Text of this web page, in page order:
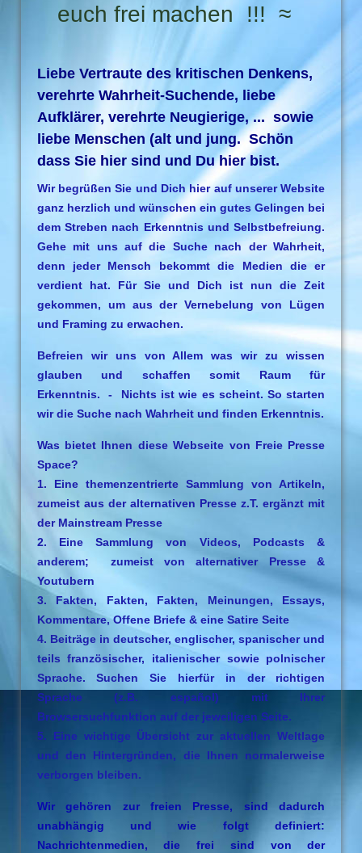
euch frei machen !!! ≈
Liebe Vertraute des kritischen Denkens,
verehrte Wahrheit-Suchende, liebe
Aufklärer, verehrte Neugierige, ... sowie
liebe Menschen (alt und jung. Schön
dass Sie hier sind und Du hier bist.
Wir begrüßen Sie und Dich hier auf unserer Website
ganz herzlich und wünschen ein gutes Gelingen bei
dem Streben nach Erkenntnis und Selbstbefreiung.
Gehe mit uns auf die Suche nach der Wahrheit,
denn jeder Mensch bekommt die Medien die er
verdient hat. Für Sie und Dich ist nun die Zeit
gekommen, um aus der Vernebelung von Lügen
und Framing zu erwachen.
Befreien wir uns von Allem was wir zu wissen
glauben und schaffen somit Raum für
Erkenntnis. - Nichts ist wie es scheint. So starten
wir die Suche nach Wahrheit und finden Erkenntnis.
Was bietet Ihnen diese Webseite von Freie Presse
Space?
1. Eine themenzentrierte Sammlung von Artikeln,
zumeist aus der alternativen Presse z.T. ergänzt mit
der Mainstream Presse
2. Eine Sammlung von Videos, Podcasts &
anderem; zumeist von alternativer Presse &
Youtubern
3. Fakten, Fakten, Fakten, Meinungen, Essays,
Kommentare, Offene Briefe & eine Satire Seite
4. Beiträge in deutscher, englischer, spanischer und
teils französischer, italienischer sowie polnischer
Sprache. Suchen Sie hierfür in der richtigen
Sprache (z.B. español) mit Ihrer
Browsersuchfunktion auf der jeweiligen Seite.
5. Eine wichtige Übersicht zur aktuellen Weltlage
und den Hintergründen, die Ihnen normalerweise
verborgen bleiben.
Wir gehören zur freien Presse, sind dadurch
unabhängig und wie folgt definiert:
Nachrichtenmedien, die frei sind von der